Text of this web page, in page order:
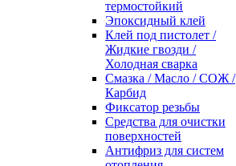
термостойкий
Эпоксидный клей
Клей под пистолет /
Жидкие гвозди /
Холодная сварка
Смазка / Масло / СОЖ /
Карбид
Фиксатор резьбы
Средства для очистки
поверхностей
Антифриз для систем